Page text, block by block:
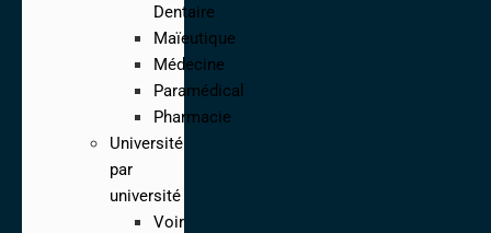
Dentaire
Maïeutique
Médecine
Paramédical
Pharmacie
Université
par
université
Voir